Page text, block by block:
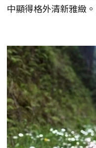
中顯得格外清新雅緻